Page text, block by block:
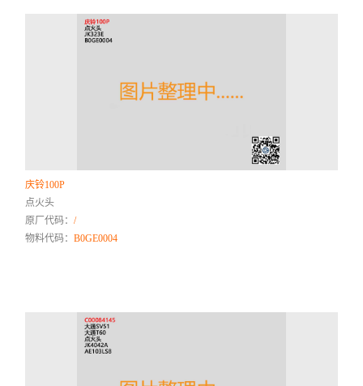
庆铃100P
点火头
原厂代码：/
物料代码：B0GE0004